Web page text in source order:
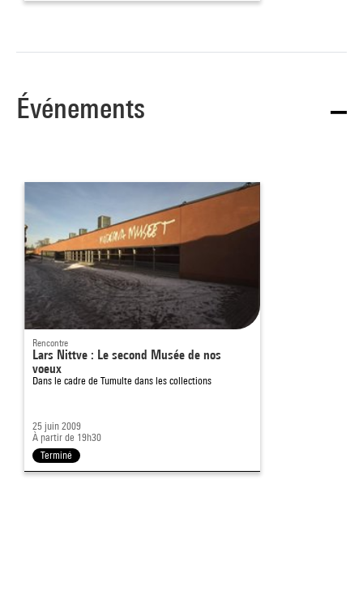
Événements
Rencontre
Lars Nittve : Le second Musée de nos
voeux
Dans le cadre de Tumulte dans les collections
25 juin 2009
À partir de 19h30
Terminé